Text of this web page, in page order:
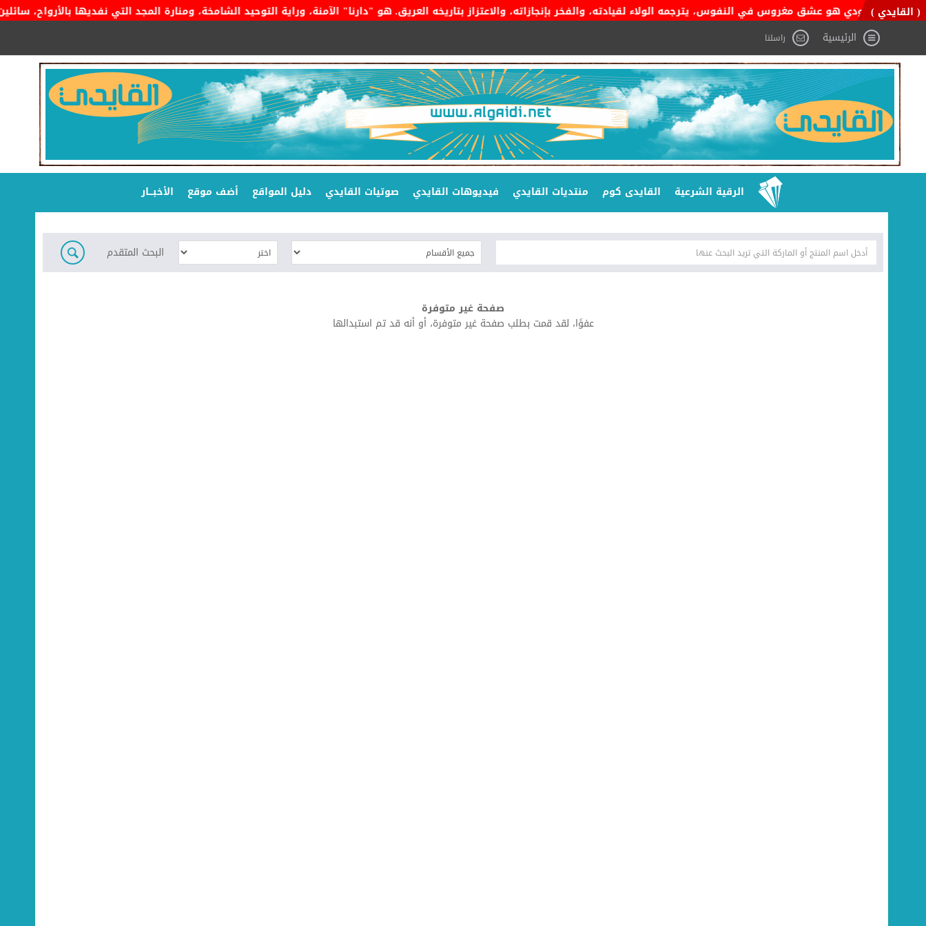
( القايدي )
السعودي هو عشق مغروس في النفوس، يترجمه الولاء لقيادته، والفخر بإنجازاته، والاعتزاز بتاريخه العريق. هو "دارنا" الآمنة، وراية التوحيد الشامخة، ومنارة المجد التي نفديها بالأرواح، سائلين
الرئيسية
راسلنا
الرقية الشرعية القايدى كوم منتديات القايدي فيديوهات القايدي صوتيات القايدي دليل المواقع أضف موقع الأخبـــار
البحث المتقدم
صفحة غير متوفرة
عفوًا، لقد قمت بطلب صفحة غير متوفرة، أو أنه قد تم استبدالها